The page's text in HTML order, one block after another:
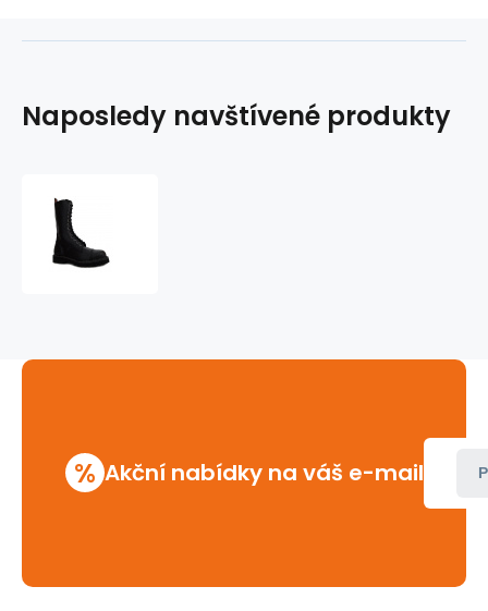
Naposledy navštívené produkty
% Akční nabídky na váš e-mail